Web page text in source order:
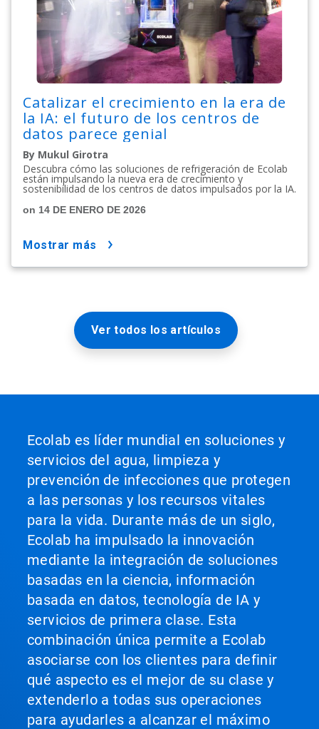
Catalizar el crecimiento en la era de
la IA: el futuro de los centros de
datos parece genial
By Mukul Girotra
Descubra cómo las soluciones de refrigeración de Ecolab
están impulsando la nueva era de crecimiento y
sostenibilidad de los centros de datos impulsados por la IA.
on 14 DE ENERO DE 2026
mostrar más
Ver todos los artículos
Ecolab es líder mundial en soluciones y
servicios del agua, limpieza y
prevención de infecciones que protegen
a las personas y los recursos vitales
para la vida. Durante más de un siglo,
Ecolab ha impulsado la innovación
mediante la integración de soluciones
basadas en la ciencia, información
basada en datos, tecnología de IA y
servicios de primera clase. Esta
combinación única permite a Ecolab
asociarse con los clientes para definir
qué aspecto es el mejor de su clase y
extenderlo a todas sus operaciones
para ayudarles a alcanzar el máximo